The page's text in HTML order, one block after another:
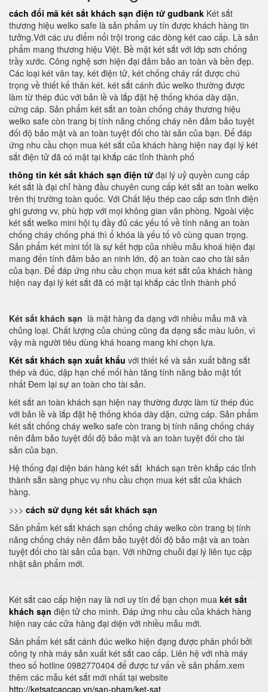
cách đổi mã két sắt khách sạn điện tử gudbank Két sắt
thương hiệu welko safe là sản phẩm uy tín được khách hàng tin
tưởng.Với các ưu điểm nổi trội trong các dòng két cao cấp. Là sản
phẩm mang thương hiệu Việt. Bề mặt két sắt với lớp sơn chống
trầy xước. Công nghệ sơn hiện đại đảm bảo an toàn và bền đẹp.
Các loại két vân tay, két điện tử, két chống cháy rất được chú
trọng về thiết kế thân két. két sắt cánh đúc welko thường được
làm từ thép đúc với bản lề và lắp đặt hệ thống khóa dày dặn,
cứng cáp. Sản phẩm két sắt an toàn chống cháy thương hiệu
welko safe còn trang bị tính năng chống cháy nên đảm bảo tuyệt
đối độ bảo mật và an toàn tuyệt đối cho tài sản của bạn. Để đáp
ứng nhu cầu chọn mua két sắt của khách hàng hiện nay đại lý két
sắt điện tử đã có mặt tại khắp các tỉnh thành phố
thông tin két sắt khách sạn điện tử đại lý uỷ quyền cung cấp
két sắt là đại chỉ hàng đầu chuyên cung cấp két sắt an toàn welko
trên thị trường toàn quốc. Với Chất liệu thép cao cấp sơn tĩnh điện
ghi gương vv, phù hợp với mọi không gian văn phòng. Ngoài việc
két sắt welko mini hội tụ đầy đủ các yếu tố về tính năng an toàn
chống cháy chống phá thì ổ khóa là yếu tố vô cùng quan trọng.
Sản phẩm két mini tốt là sự kết hợp của nhiều mẫu khoá hiện đại
mang đến tính đảm bảo an ninh lớn, độ an toàn cao cho tài sản
của bạn. Để đáp ứng nhu cầu chọn mua két sắt của khách hàng
hiện nay đại lý két sắt đã có mặt tại khắp các tỉnh thành phố
Két sắt khách sạn là mặt hàng đa dạng với nhiều mẫu mã và
chủng loại. Chất lượng của chúng cũng đa dạng sắc màu luôn, vì
vậy mà người tiêu dùng khá hoang mang khi chọn lựa.
Két sắt khách sạn xuất khẩu với thiết kế và sản xuất bằng sắt
thép và đúc, dập hạn chế mối hàn tăng tính năng bảo mật tốt
nhất Đem lại sự an toàn cho tài sản.
két sắt an toàn khách sạn hiện nay thường được làm từ thép đúc
với bản lề và lắp đặt hệ thống khóa dày dặn, cứng cáp. Sản phẩm
két sắt chống cháy welko safe còn trang bị tính năng chống cháy
nên đảm bảo tuyệt đối độ bảo mật và an toàn tuyệt đối cho tài
sản của bạn.
Hệ thống đại diện bán hàng két sắt khách sạn trên khắp các tỉnh
thành sẵn sàng phục vụ nhu cầu chọn mua két sắt của khách
hàng.
>>> cách sử dụng két sắt khách sạn
Sản phẩm két sắt khách sạn chống cháy welko còn trang bị tính
năng chống cháy nên đảm bảo tuyệt đối độ bảo mật và an toàn
tuyệt đối cho tài sản của bạn. Với những chuỗi đại lý liên tục cập
nhật sản phẩm mới.
Két sắt cao cấp hiện nay là nơi uy tín để bạn chọn mua két sắt
khách sạn điện tử cho mình. Đáp ứng nhu cầu của khách hàng
hiện nay các cửa hàng đại diện với nhiều mẫu mới.
Sản phẩm két sắt cánh đúc welko hiện đạng được phân phối bởi
công ty nhà máy sản xuất két sắt cao cấp. Liên hệ với nhà máy
theo số hotline 0982770404 để được tư vấn về sản phẩm.xem
thêm các mẫu két sắt mới nhất tại website
http://ketsatcaocap.vn/san-pham/ket-sat